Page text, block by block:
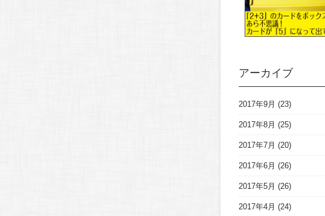
アーカイブ
2017年9月 (23)
2017年8月 (25)
2017年7月 (20)
2017年6月 (26)
2017年5月 (26)
2017年4月 (24)